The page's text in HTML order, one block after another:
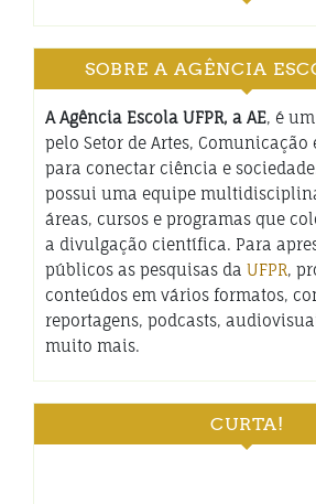
SOBRE A AGÊNCIA
A Agência Escola UFPR, a AE, é
pelo Setor de Artes, Comunicação
para conectar ciência e
possui uma equipe
áreas, cursos e programas que
a divulgação científica. Para
públicos as pesquisas da UFPR,
conteúdos em vários formatos,
reportagens, podcasts,
muito mais.
CURTA!